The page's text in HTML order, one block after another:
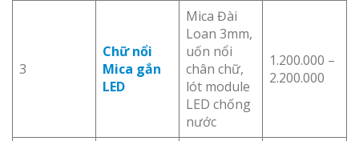
3
Chữ nổi
Mica gắn
LED
Mica Đài
Loan 3mm,
uốn nổi
chân chữ,
lót module
LED chống
nước
1.200.000 –
2.200.000